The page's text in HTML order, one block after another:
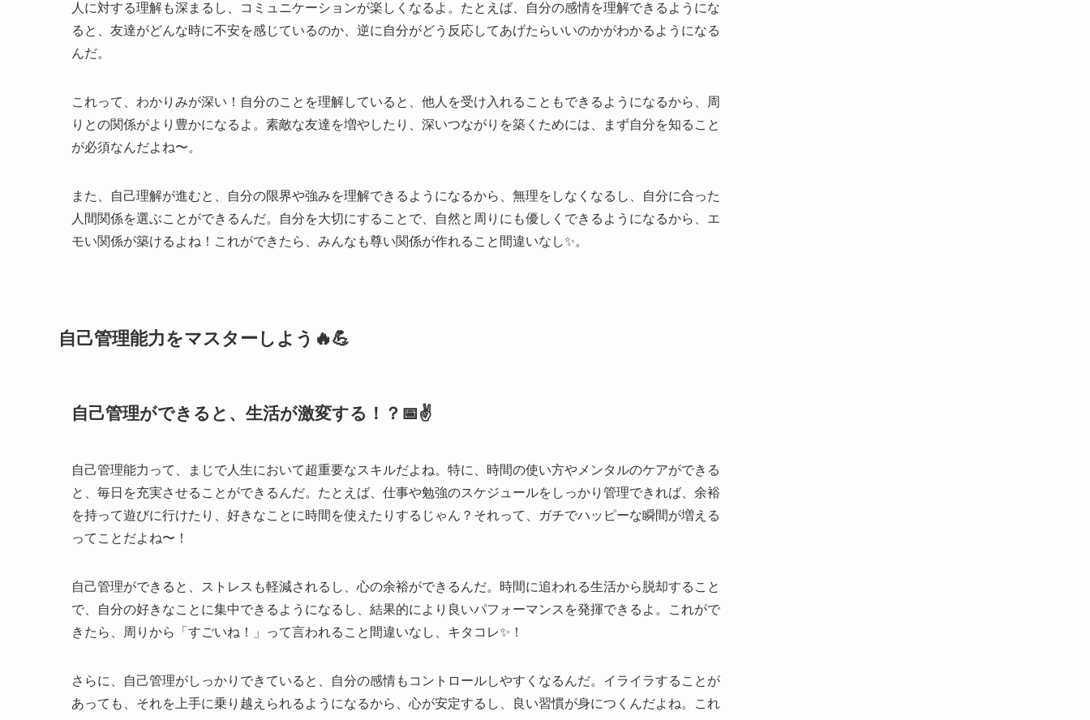
人に対する理解も深まるし、コミュニケーションが楽しくなるよ。たとえば、自分の感情を理解できるようにな
ると、友達がどんな時に不安を感じているのか、逆に自分がどう反応してあげたらいいのかがわかるようになる
んだ。
これって、わかりみが深い！自分のことを理解していると、他人を受け入れることもできるようになるから、周
りとの関係がより豊かになるよ。素敵な友達を増やしたり、深いつながりを築くためには、まず自分を知ること
が必須なんだよね〜。
また、自己理解が進むと、自分の限界や強みを理解できるようになるから、無理をしなくなるし、自分に合った
人間関係を選ぶことができるんだ。自分を大切にすることで、自然と周りにも優しくできるようになるから、エ
モい関係が築けるよね！これができたら、みんなも尊い関係が作れること間違いなし✨。
自己管理能力をマスターしよう🔥💪
自己管理ができると、生活が激変する！？📅✌️
自己管理能力って、まじで人生において超重要なスキルだよね。特に、時間の使い方やメンタルのケアができる
と、毎日を充実させることができるんだ。たとえば、仕事や勉強のスケジュールをしっかり管理できれば、余裕
を持って遊びに行けたり、好きなことに時間を使えたりするじゃん？それって、ガチでハッピーな瞬間が増える
ってことだよね〜！
自己管理ができると、ストレスも軽減されるし、心の余裕ができるんだ。時間に追われる生活から脱却すること
で、自分の好きなことに集中できるようになるし、結果的により良いパフォーマンスを発揮できるよ。これがで
きたら、周りから「すごいね！」って言われること間違いなし、キタコレ✨！
さらに、自己管理がしっかりできていると、自分の感情もコントロールしやすくなるんだ。イライラすることが
あっても、それを上手に乗り越えられるようになるから、心が安定するし、良い習慣が身につくんだよね。これ